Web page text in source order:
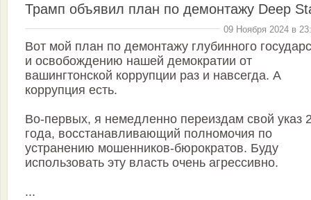
Трамп объявил план по демонтажу Deep
09 Ноября 2024 в
Вот мой план по демонтажу глубинного
и освобождению нашей демократии от
вашингтонской коррупции раз и навсегда. А
коррупция есть.
Во-первых, я немедленно переиздам свой указ
года, восстанавливающий полномочия по
устранению мошенников-бюрократов. Буду
использовать эту власть очень агрессивно.
...